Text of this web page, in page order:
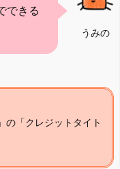
うみの
できる
の「クレジットタイト